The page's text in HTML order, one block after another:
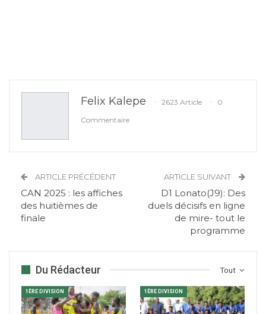
Felix Kalepe 2623 Article
0
Commentaire
ARTICLE PRÉCÉDENT
CAN 2025 : les affiches
des huitièmes de
finale
ARTICLE SUIVANT
D1 Lonato(J9): Des
duels décisifs en ligne
de mire- tout le
programme
Tout
Du Rédacteur
1ÈRE DIVISION 1ÈRE DIVISION